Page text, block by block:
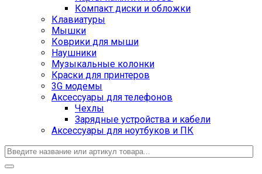
Компакт диски и обложки
Клавиатуры
Мышки
Коврики для мыши
Наушники
Музыкальные колонки
Краски для принтеров
3G модемы
Аксессуары для телефонов
Чехлы
Зарядные устройства и кабели
Аксессуары для ноутбуков и ПК